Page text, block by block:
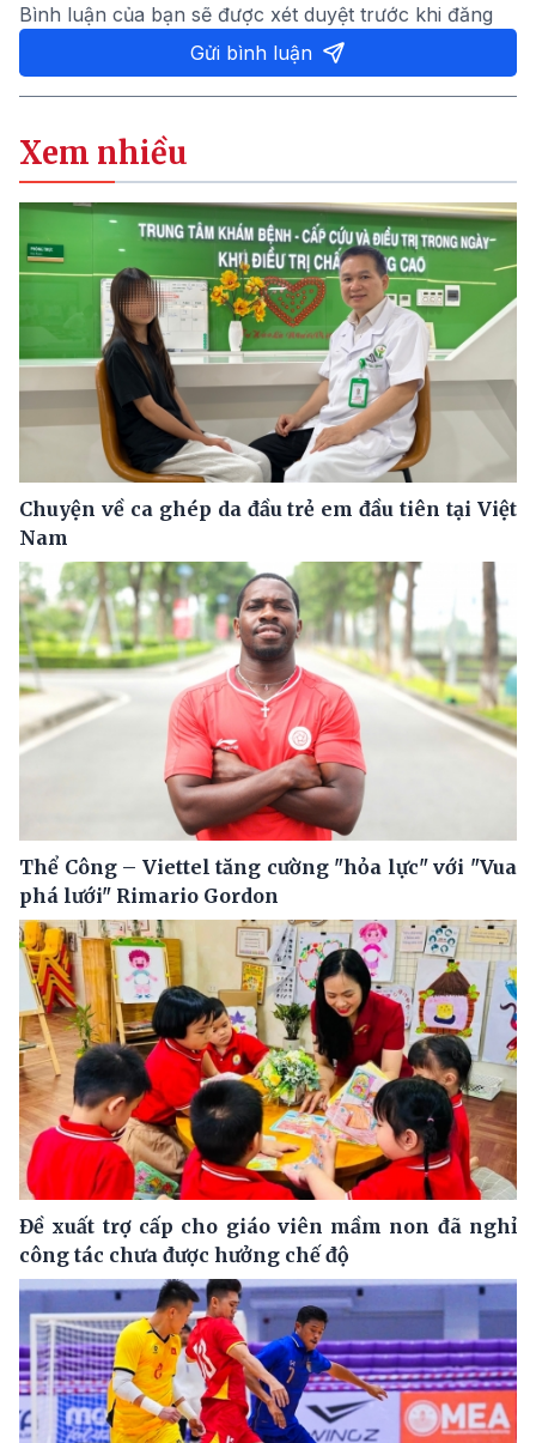
Bình luận của bạn sẽ được xét duyệt trước khi đăng
Gửi bình luận
Xem nhiều
Chuyện về ca ghép da đầu trẻ em đầu tiên tại Việt
Nam
Thể Công – Viettel tăng cường "hỏa lực" với "Vua
phá lưới" Rimario Gordon
Đề xuất trợ cấp cho giáo viên mầm non đã nghỉ
công tác chưa được hưởng chế độ